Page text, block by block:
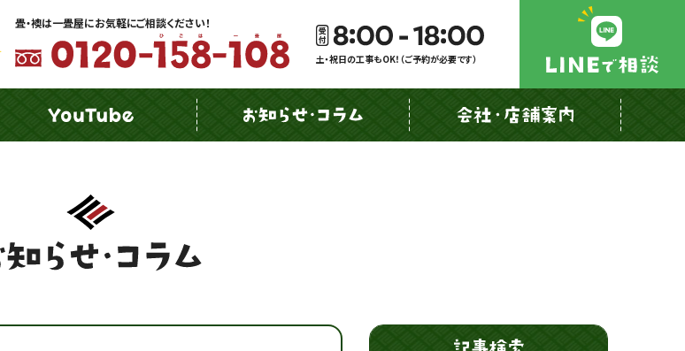
畳・襖は一畳屋にお気軽にご相談ください！
土・祝日の工事もOK！（ご予約が必要です）